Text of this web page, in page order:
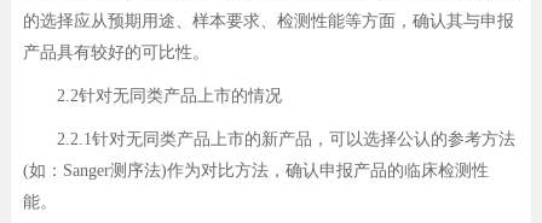
的选择应从预期用途、样本要求、检测性能等方面，确认其与申报
产品具有较好的可比性。
2.2针对无同类产品上市的情况
2.2.1针对无同类产品上市的新产品，可以选择公认的参考方法
(如：Sanger测序法)作为对比方法，确认申报产品的临床检测性
能。